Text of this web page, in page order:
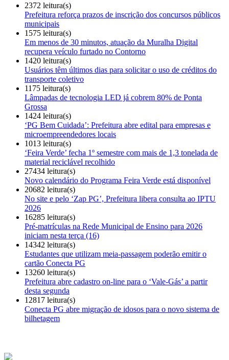
2372 leitura(s)
Prefeitura reforça prazos de inscrição dos concursos públicos
municipais
1575 leitura(s)
Em menos de 30 minutos, atuação da Muralha Digital
recupera veículo furtado no Contorno
1420 leitura(s)
Usuários têm últimos dias para solicitar o uso de créditos do
transporte coletivo
1175 leitura(s)
Lâmpadas de tecnologia LED já cobrem 80% de Ponta
Grossa
1424 leitura(s)
‘PG Bem Cuidada’: Prefeitura abre edital para empresas e
microempreendedores locais
1013 leitura(s)
‘Feira Verde’ fecha 1º semestre com mais de 1,3 tonelada de
material reciclável recolhido
27434 leitura(s)
Novo calendário do Programa Feira Verde está disponível
20682 leitura(s)
No site e pelo ‘Zap PG’, Prefeitura libera consulta ao IPTU
2026
16285 leitura(s)
Pré-matrículas na Rede Municipal de Ensino para 2026
iniciam nesta terça (16)
14342 leitura(s)
Estudantes que utilizam meia-passagem poderão emitir o
cartão Conecta PG
13260 leitura(s)
Prefeitura abre cadastro on-line para o ‘Vale-Gás’ a partir
desta segunda
12817 leitura(s)
Conecta PG abre migração de idosos para o novo sistema de
bilhetagem